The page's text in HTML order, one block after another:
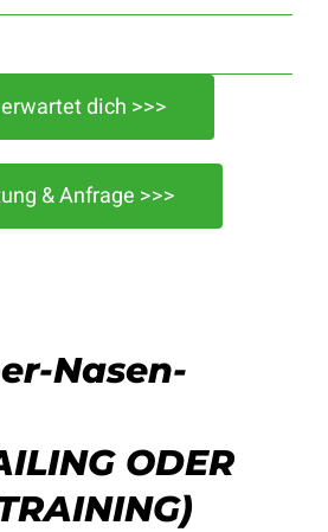
dich >>>
& Anfrage >>>
Nasen-
ODER